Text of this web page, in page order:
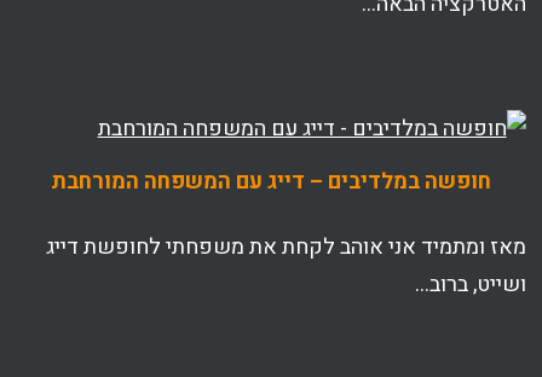
חופשה במלדיבים – דייג עם המשפחה המורחבת
מאז ומתמיד אני אוהב לקחת את משפחתי לחופשת דייג
ושייט, ברוב…